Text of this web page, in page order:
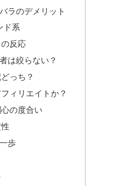
ラのデメリット
ド系
反応
は絞らない？
っち？
ィリエイトか？
の度合い
歩